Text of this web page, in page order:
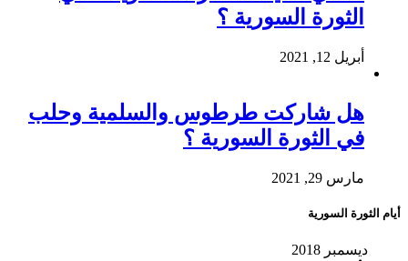
الثورة السورية ؟
أبريل 12, 2021
هل شاركت طرطوس والسلمية وحلب
في الثورة السورية ؟
مارس 29, 2021
أيام الثورة السورية
ديسمبر 2018